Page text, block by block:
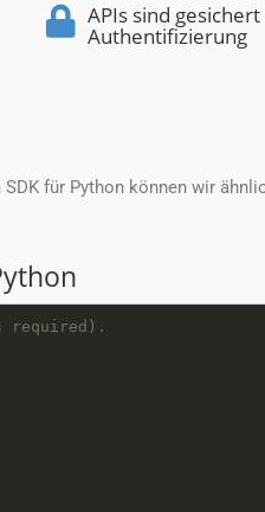
APIs sind
Authentifizierung
für Python können wir
required).